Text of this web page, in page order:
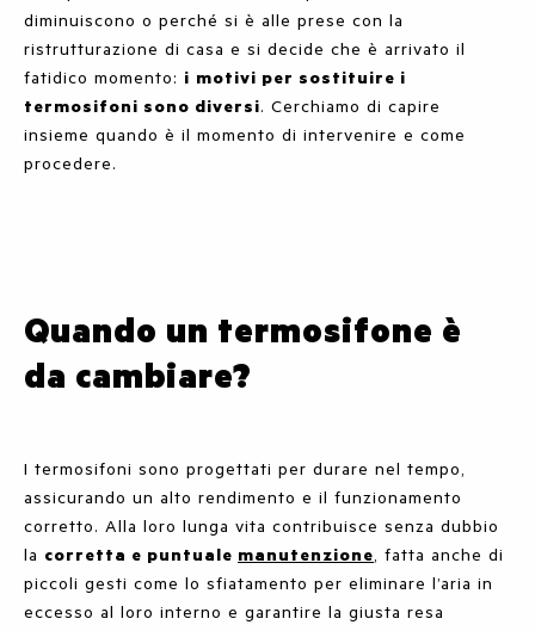
diminuiscono o perché si è alle prese con la
ristrutturazione di casa e si decide che è arrivato il
fatidico momento: i motivi per sostituire i
termosifoni sono diversi. Cerchiamo di capire
insieme quando è il momento di intervenire e come
procedere.
Quando un termosifone è
da cambiare?
I termosifoni sono progettati per durare nel tempo,
assicurando un alto rendimento e il funzionamento
corretto. Alla loro lunga vita contribuisce senza dubbio
la corretta e puntuale manutenzione , fatta anche di
piccoli gesti come lo sfiatamento per eliminare l’aria in
eccesso al loro interno e garantire la giusta resa